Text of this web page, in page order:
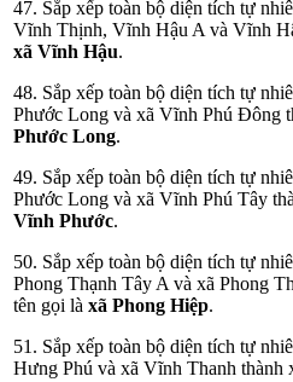
47. Sắp xếp toàn bộ diện tích tự
Vĩnh Thịnh, Vĩnh Hậu A và Vĩnh
xã Vĩnh Hậu.
48. Sắp xếp toàn bộ diện tích tự
Phước Long và xã Vĩnh Phú Đông
Phước Long.
49. Sắp xếp toàn bộ diện tích tự
Phước Long và xã Vĩnh Phú Tây
Vĩnh Phước.
50. Sắp xếp toàn bộ diện tích tự
Phong Thạnh Tây A và xã Phong
tên gọi là xã Phong Hiệp.
51. Sắp xếp toàn bộ diện tích tự
Hưng Phú và xã Vĩnh Thanh thành